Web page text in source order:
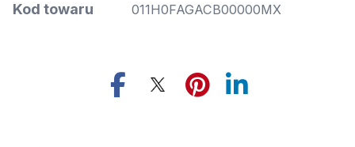
Kod towaru 011H0FAGACB00000MX